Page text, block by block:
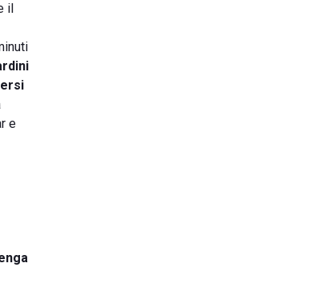
il
e